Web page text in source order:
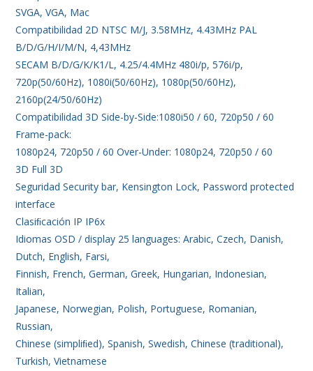
SVGA, VGA, Mac
Compatibilidad 2D NTSC M/J, 3.58MHz, 4.43MHz PAL
B/D/G/H/I/M/N, 4,43MHz
SECAM B/D/G/K/K1/L, 4.25/4.4MHz 480i/p, 576i/p,
720p(50/60Hz), 1080i(50/60Hz), 1080p(50/60Hz),
2160p(24/50/60Hz)
Compatibilidad 3D Side-by-Side:1080i50 / 60, 720p50 / 60
Frame-pack:
1080p24, 720p50 / 60 Over-Under: 1080p24, 720p50 / 60
3D Full 3D
Seguridad Security bar, Kensington Lock, Password protected
interface
Clasiﬁcación IP IP6x
Idiomas OSD / display 25 languages: Arabic, Czech, Danish,
Dutch, English, Farsi,
Finnish, French, German, Greek, Hungarian, Indonesian,
Italian,
Japanese, Norwegian, Polish, Portuguese, Romanian,
Russian,
Chinese (simpliﬁed), Spanish, Swedish, Chinese (traditional),
Turkish, Vietnamese